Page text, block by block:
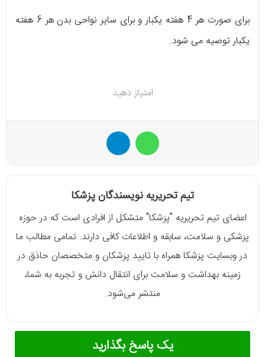
برای صورت هر 4 هفته یکبار و برای سایر نواحی بدن هر 6 هفته
یکبار توصیه می شود.
امتیاز دهید
واتس آپ
تیم تحریریه نویسندگان پزشکا
اعضای تیم تحریریه "پزشکا" متشکل از افرادی است که در حوزه
پزشکی و سلامت، سابقه و اطلاعات کافی دارند. تمامی مطالب ما
در وبسایت پزشکا همراه با تایید پزشکان و متخصصان حاذق در
زمینه بهداشت و سلامت برای انتقال دانش و تجربه به شما،
منتشر می‌شود.
یک پاسخ بگذارید